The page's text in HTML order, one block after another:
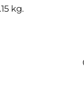
kg.